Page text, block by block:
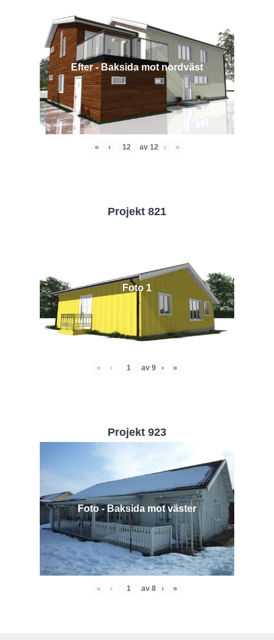
Efter - Baksida mot nordväst
« ‹ av 12 › »
Projekt 821
Foto 1
« ‹ av 9 › »
Projekt 923
Foto - Baksida mot väster
« ‹ av 8 › »